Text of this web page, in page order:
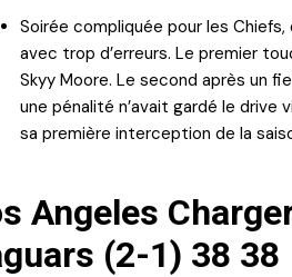
Soirée compliquée pour les
avec trop d’erreurs. Le premier
Skyy Moore. Le second après un
une pénalité n’avait gardé le drive
sa première interception de la
Angeles
(2-1) 38 38